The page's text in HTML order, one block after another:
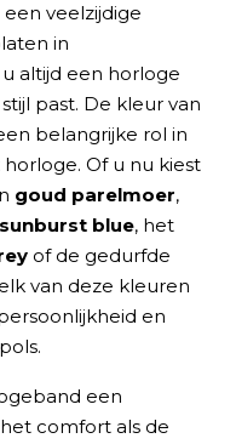
veelzijdige
in
altijd een horloge
past. De kleur van
belangrijke rol in
Of u nu kiest
goud parelmoer,
sunburst blue, het
of de gedurfde
van deze kleuren
en
een
comfort als de